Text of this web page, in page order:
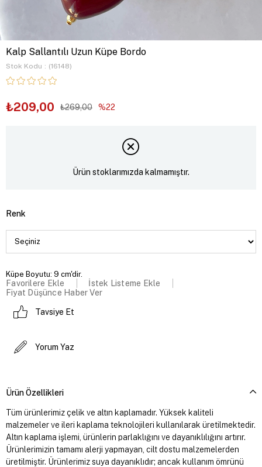
Kalp Sallantılı Uzun Küpe Bordo
Stok Kodu (16148)
₺269,00
₺209,00 22
Ürün stoklarımızda kalmamıştır.
Renk
Küpe Boyutu: 9 cm'dir.
Favorilere Ekle
İstek Listeme Ekle
Fiyat Düşünce Haber Ver
Tavsiye Et
Yorum Yaz
Ürün Özellikleri
Tüm ürünlerimiz çelik ve altın kaplamadır. Yüksek kaliteli
malzemeler ve ileri kaplama teknolojileri kullanılarak üretilmektedir.
Altın kaplama işlemi, ürünlerin parlaklığını ve dayanıklılığını artırır.
Ürünlerimizin tamamı alerji yapmayan, cilt dostu malzemelerden
üretilmiştir. Ürünlerimiz suya dayanıklıdır; ancak kullanım ömrünü